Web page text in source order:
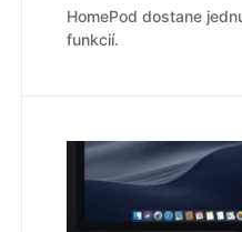
HomePod dostane
funkcií.